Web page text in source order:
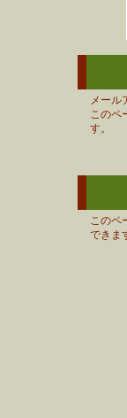
メール
このペ
す。
このペ
できま